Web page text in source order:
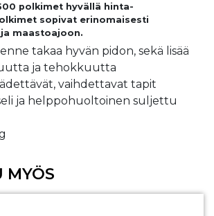
polkimet hyvällä hinta-
sopivat erinomaisesti
maastoajoon.
takaa hyvän pidon, sekä lisää
ja tehokkuutta
vaihdettavat tapit
ja helppohuoltoinen suljettu
MYÖS